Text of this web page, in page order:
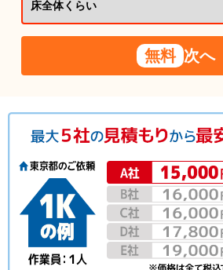
無料 次へ